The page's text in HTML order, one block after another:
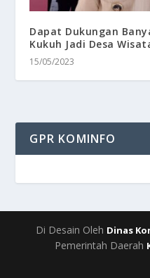
Dapat Dukungan
Kukuh Jadi Desa
15/05/2023
GPR KOMINFO
Di Desain Oleh Dinas
Pemerintah Daerah